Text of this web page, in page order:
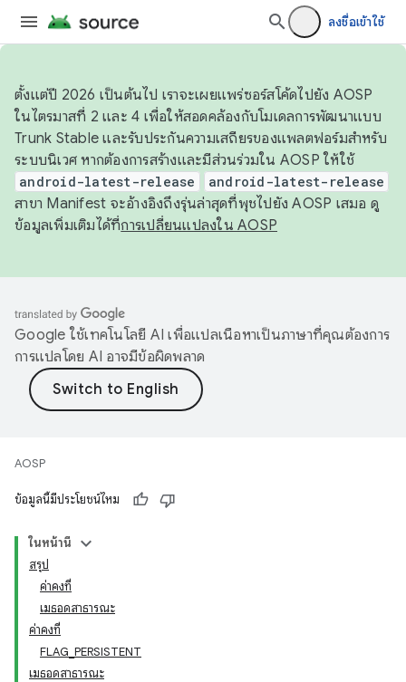
ลงชื่อเข้าใช้
ตั้งแต่ปี 2026 เป็นต้นไป เราจะเผยแพร่ซอร์สโค้ดไปยัง AOSP
ในไตรมาสที่ 2 และ 4 เพื่อให้สอดคล้องกับโมเดลการพัฒนาแบบ
Trunk Stable และรับประกันความเสถียรของแพลตฟอร์มสำหรับ
ระบบนิเวศ หากต้องการสร้างและมีส่วนร่วมใน AOSP ให้ใช้
android-latest-release android-latest-release
สาขา Manifest จะอ้างอิงถึงรุ่นล่าสุดที่พุชไปยัง AOSP เสมอ ดู
ข้อมูลเพิ่มเติมได้ที่การเปลี่ยนแปลงใน AOSP
Google ใช้เทคโนโลยี AI เพื่อแปลเนื้อหาเป็นภาษาที่คุณต้องการ
การแปลโดย AI อาจมีข้อผิดพลาด
AOSP
ข้อมูลนี้มีประโยชน์ไหม
ในหน้านี้
สรุป
ค่าคงที่
เมธอดสาธารณะ
ค่าคงที่
FLAG_PERSISTENT
เมธอดสาธารณะ